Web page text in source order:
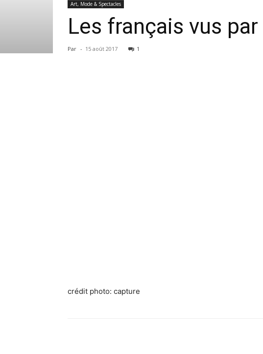
Art, Mode & Spectacles
Les français vus
Par - 15 août 2017 1
crédit photo: capture